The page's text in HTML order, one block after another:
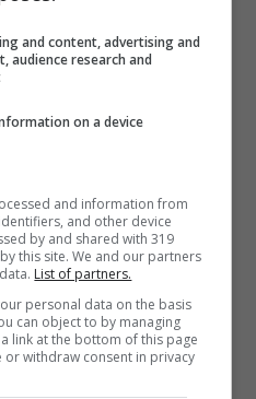
dentro.
sono delle vere e
come dice il nome
ricco e genuino
: non c’è
si rispetti in Salento
pasticcini
da mangiare
appena sfornati.
o piccole che siano,
and content, advertising and
audience research and
on a device
and information from
and other device
by and shared with 319
this site. We and our partners
List of partners.
personal data on the basis
can object to by managing
link at the bottom of this page
or withdraw consent in privacy